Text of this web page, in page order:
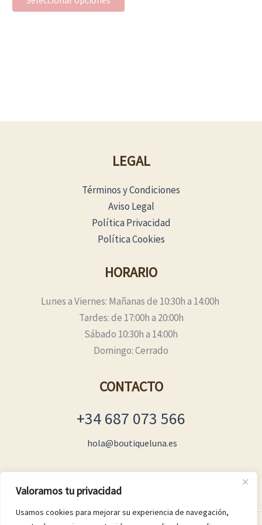
Valoramos tu privacidad
Usamos cookies para mejorar su experiencia de navegación,
LEGAL
Términos y Condiciones
Aviso Legal
Política Privacidad
Política Cookies
HORARIO
Lunes a Viernes: Mañanas de 10:30h a 14:00h
Tardes: de 17:00h a 20:00h
Sábado 10:30h a 14:00h
Domingo: Cerrado
CONTACTO
+34 687 073 566
hola@boutiqueluna.es